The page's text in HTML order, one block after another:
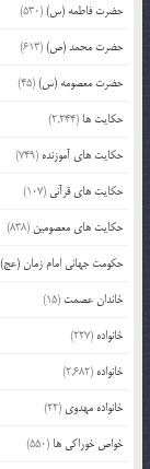
حضرت فاطمه (س)(530)
حضرت محمد (ص)(613)
حضرت معصومه (س)(45)
حکایت ها (2,244)
حکایت های آموزنده (749)
حکایت های قرآنی (107)
حکایت های معصومین (838)
حکومت جهانی امام زمان (عج)
خاندان عصمت (15)
خانواده (227)
خانواده (2,682)
خانواده مهدوی (22)
خواص خوراکی ها (550)